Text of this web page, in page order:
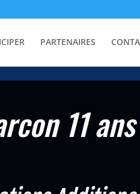
PARTENAIRES
11